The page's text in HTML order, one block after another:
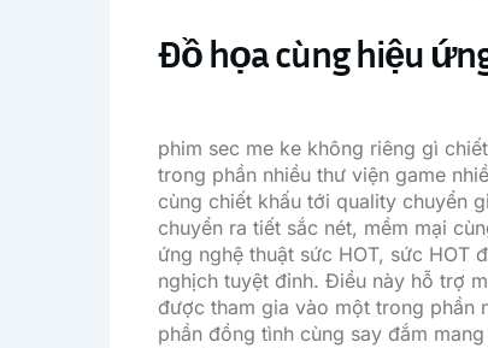
Đồ họa cùng hiệu
phim sec me ke không riêng gì
trong phần nhiều thư viện game
cùng chiết khấu tới quality chuyển
chuyển ra tiết sắc nét, mềm mại
ứng nghệ thuật sức HOT, sức HOT
nghịch tuyệt đỉnh. Điều này hỗ trợ
được tham gia vào một trong phần
phần đồng tình cùng say đắm